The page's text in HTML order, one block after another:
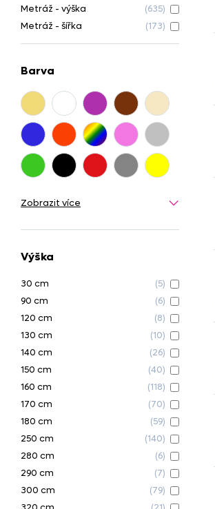
Metráž - výška
(635)
Metráž - šířka
(173)
Barva
Zobrazit více
Výška
30 cm
(5)
90 cm
(6)
120 cm
(8)
130 cm
(10)
140 cm
(26)
150 cm
(40)
160 cm
(118)
170 cm
(70)
180 cm
(59)
250 cm
(140)
280 cm
(6)
290 cm
(7)
300 cm
(79)